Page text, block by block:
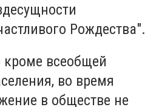
Рождества".
кроме всеобщей
во время
в обществе не